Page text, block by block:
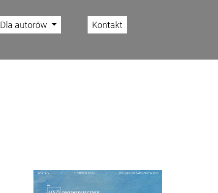
Dla autorów
Kontakt
Cover image